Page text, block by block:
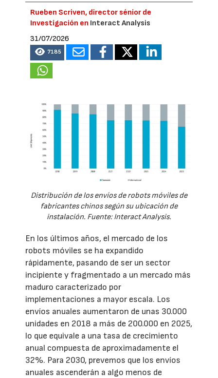
Rueben Scriven, director sénior de
Investigación en Interact Analysis
31/07/2026
7185
Distribución de los envíos de robots móviles de
fabricantes chinos según su ubicación de
instalación. Fuente: Interact Analysis.
En los últimos años, el mercado de los
robots móviles se ha expandido
rápidamente, pasando de ser un sector
incipiente y fragmentado a un mercado más
maduro caracterizado por
implementaciones a mayor escala. Los
envíos anuales aumentaron de unas 30.000
unidades en 2018 a más de 200.000 en 2025,
lo que equivale a una tasa de crecimiento
anual compuesta de aproximadamente el
32%. Para 2030, prevemos que los envíos
anuales ascenderán a algo menos de